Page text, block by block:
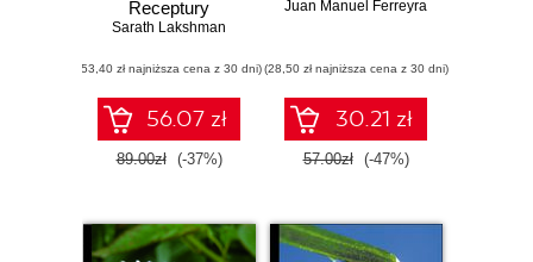
Receptury
Sarath Lakshman
(53,40 zł najniższa cena z 30 dni)
56.07 zł
89.00zł (-37%)
Juan Manuel Ferreyra
(28,50 zł najniższa cena z 30 dni)
30.21 zł
57.00zł (-47%)